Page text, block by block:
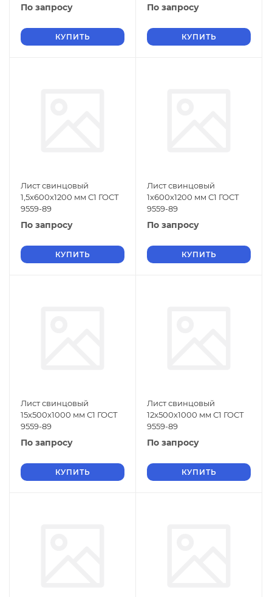
По запросу
КУПИТЬ
По запросу
КУПИТЬ
Лист свинцовый
1,5х600х1200 мм С1 ГОСТ
9559-89
По запросу
КУПИТЬ
Лист свинцовый
1х600х1200 мм С1 ГОСТ
9559-89
По запросу
КУПИТЬ
Лист свинцовый
15х500х1000 мм С1 ГОСТ
9559-89
По запросу
КУПИТЬ
Лист свинцовый
12х500х1000 мм С1 ГОСТ
9559-89
По запросу
КУПИТЬ